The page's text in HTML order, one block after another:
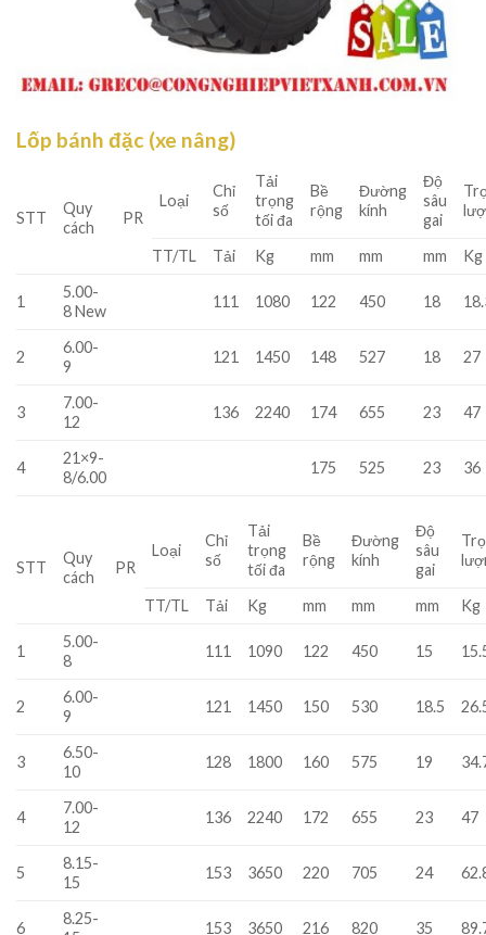
Lốp bánh đặc (xe nâng)
STT
Quy
cách
PR
Loại
Chỉ
số
Tải
trọng
tối đa
Bề
rộng
Đường
kính
Độ
sâu
gai
TT/TL Tải Kg mm mm mm Kg
1
5.00-
8 New
111 1080 122 450 18
2
6.00-
9
121 1450 148 527 18 27
3
7.00-
12
136 2240 174 655 23 47
4
21×9-
8/6.00
175 525 23 36
STT
Quy
cách
PR
Loại
Chỉ
số
Tải
trọng
tối đa
Bề
rộng
Đường
kính
Độ
sâu
gai
TT/TL Tải Kg mm mm mm Kg
1
5.00-
8
111 1090 122 450 15
2
6.00-
9
121 1450 150 530 18.5
3
6.50-
10
128 1800 160 575 19
4
7.00-
12
136 2240 172 655 23 47
5
8.15-
15
153 3650 220 705 24
6
8.25-
153 3650 216 820 35